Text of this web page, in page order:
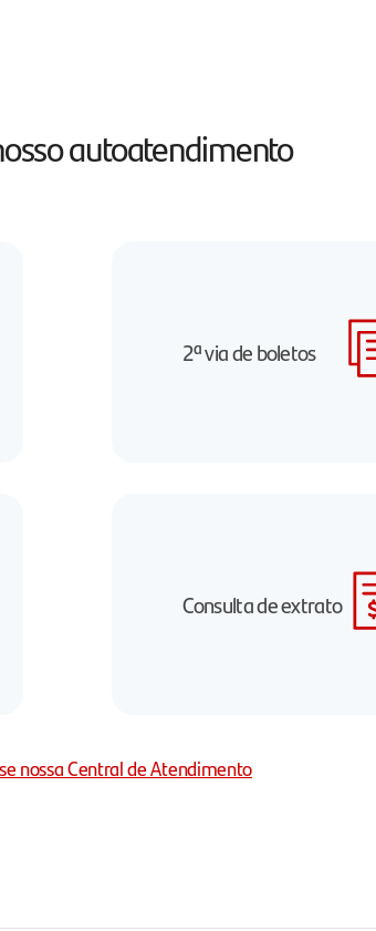
autoatendimento
2ª via de boletos
Consulta de extrato
nossa Central de Atendimento